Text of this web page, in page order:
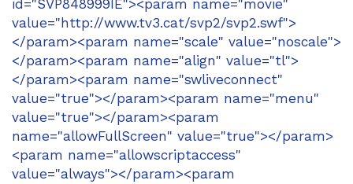
id="SVP848999IE"><param name="movie"
value="http://www.tv3.cat/svp2/svp2.swf">
</param><param name="scale" value="noscale">
</param><param name="align" value="tl">
</param><param name="swliveconnect"
value="true"></param><param name="menu"
value="true"></param><param
name="allowFullScreen" value="true"></param>
<param name="allowscriptaccess"
value="always"></param><param